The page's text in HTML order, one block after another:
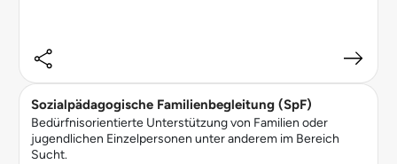
Sozialpädagogische Familienbegleitung (SpF)
Bedürfnisorientierte Unterstützung von Familien oder
jugendlichen Einzelpersonen unter anderem im Bereich
Sucht.